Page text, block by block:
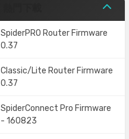
SpiderPRO Router Firmware
0.37
Classic/Lite Router Firmware
0.37
SpiderConnect Pro Firmware
- 160823